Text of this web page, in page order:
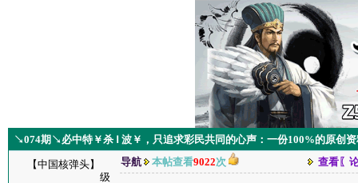
↘074期↘必中特￥杀 Ⅰ 波￥，只追求彩民共同的心声：一份100%的原创
【中国核弹头】
级
导航 本帖查看9022次 查看〖